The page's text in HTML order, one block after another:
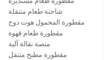
شاحنة طعام متنقلة
مقطورة المحمول هوت دوج
مقطورة طعام قهوة
منصة نقالة آلية
مقطورة مطبخ متنقل